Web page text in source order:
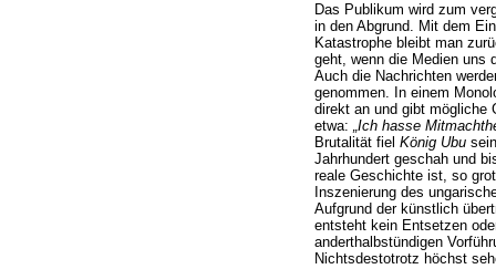
Das Publikum wird zum
in den Abgrund. Mit dem
Katastrophe bleibt man
geht, wenn die Medien uns
Auch die Nachrichten
genommen. In einem
direkt an und gibt mögliche
etwa: „Ich hasse
Brutalität fiel König Ubu
Jahrhundert geschah und
reale Geschichte ist, so
Inszenierung des
Aufgrund der künstlich
entsteht kein Entsetzen
anderthalbstündigen
Nichtsdestotrotz höchst